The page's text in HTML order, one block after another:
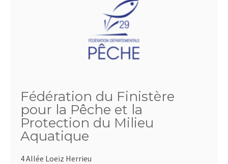
Fédération du Finistère
pour la Pêche et la
Protection du Milieu
Aquatique
4 Allée Loeïz Herrieu